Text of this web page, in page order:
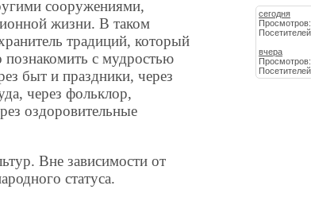
сооружениями,
жизни. В таком
традиций, который
познакомить с мудростью
быт и праздники, через
через фольклор,
оздоровительные
Вне зависимости от
статуса.
сегодня
вчера